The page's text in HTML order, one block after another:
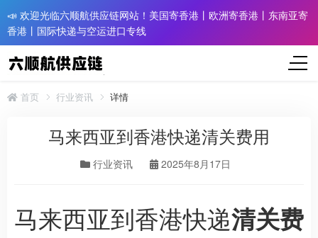
📣 欢迎光临六顺航供应链网站！美国寄香港丨欧洲寄香港丨东南亚寄
香港丨国际快递与空运进口专线
首页 行业资讯 详情
马来西亚到香港快递清关费用
行业资讯 2025年8月17日
马来西亚到香港快递清关费